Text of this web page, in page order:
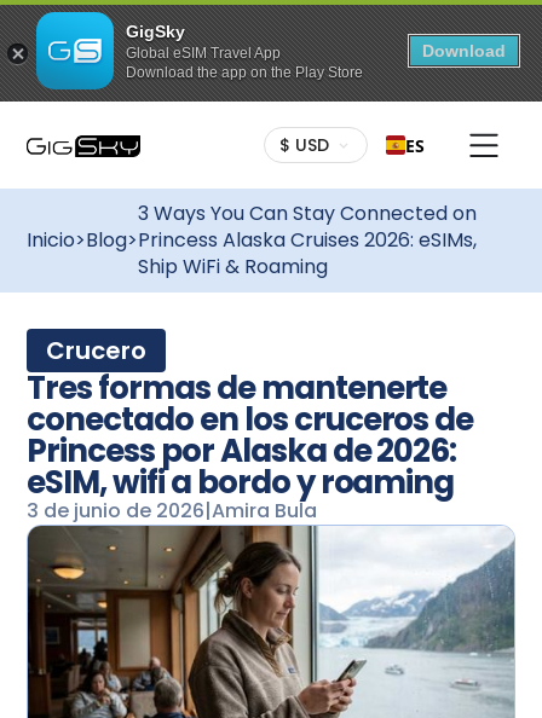
GigSky
Global eSIM Travel App
Download the app on the Play Store
Download
$ USD ES
Inicio>Blog>
3 Ways You Can Stay Connected on
Princess Alaska Cruises 2026: eSIMs,
Ship WiFi & Roaming
Crucero
Tres formas de mantenerte
conectado en los cruceros de
Princess por Alaska de 2026:
eSIM, wifi a bordo y roaming
3 de junio de 2026|Amira Bula